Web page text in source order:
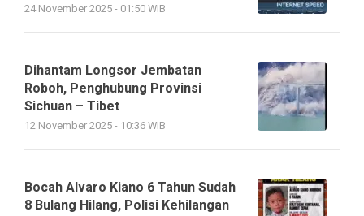
24 November 2025 - 01:50 WIB
Dihantam Longsor Jembatan
Roboh, Penghubung Provinsi
Sichuan – Tibet
12 November 2025 - 10:36 WIB
Bocah Alvaro Kiano 6 Tahun Sudah
8 Bulang Hilang, Polisi Kehilangan